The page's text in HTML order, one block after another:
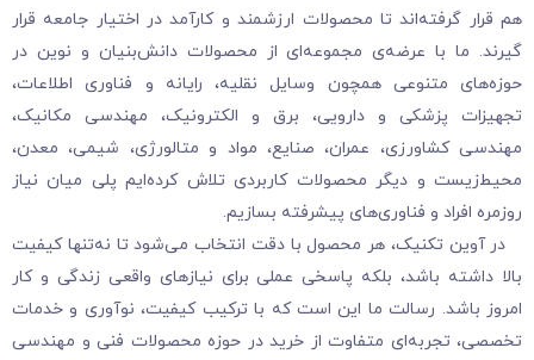
هم قرار گرفته‌اند تا محصولات ارزشمند و کارآمد در اختیار جامعه قرار
گیرند. ما با عرضه‌ی مجموعه‌ای از محصولات دانش‌بنیان و نوین در
حوزه‌های متنوعی همچون وسایل نقلیه، رایانه و فناوری اطلاعات،
تجهیزات پزشکی و دارویی، برق و الکترونیک، مهندسی مکانیک،
مهندسی کشاورزی، عمران، صنایع، مواد و متالورژی، شیمی، معدن،
محیط‌زیست و دیگر محصولات کاربردی تلاش کرده‌ایم پلی میان نیاز
روزمره افراد و فناوری‌های پیشرفته بسازیم.
در آوین تکنیک، هر محصول با دقت انتخاب می‌شود تا نه‌تنها کیفیت
بالا داشته باشد، بلکه پاسخی عملی برای نیازهای واقعی زندگی و کار
امروز باشد. رسالت ما این است که با ترکیب کیفیت، نوآوری و خدمات
تخصصی، تجربه‌ای متفاوت از خرید در حوزه محصولات فنی و مهندسی